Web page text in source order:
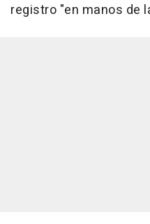
registro "en manos de